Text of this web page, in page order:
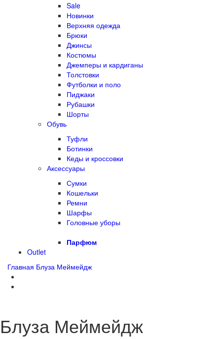
Sale
Новинки
Верхняя одежда
Брюки
Джинсы
Костюмы
Джемперы и кардиганы
Толстовки
Футболки и поло
Пиджаки
Рубашки
Шорты
Обувь
Туфли
Ботинки
Кеды и кроссовки
Аксессуары
Сумки
Кошельки
Ремни
Шарфы
Головные уборы
Парфюм
Outlet
Главная Блуза Меймейдж
Блуза Меймейдж